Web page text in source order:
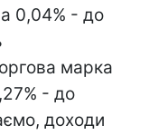
0,04% - до
марка
- до
доходи